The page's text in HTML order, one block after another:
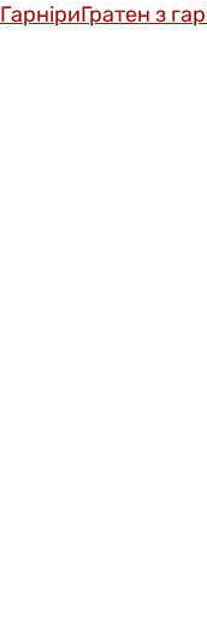
ГарніриГратен з